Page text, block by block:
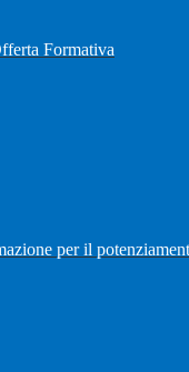
Formativa
per il